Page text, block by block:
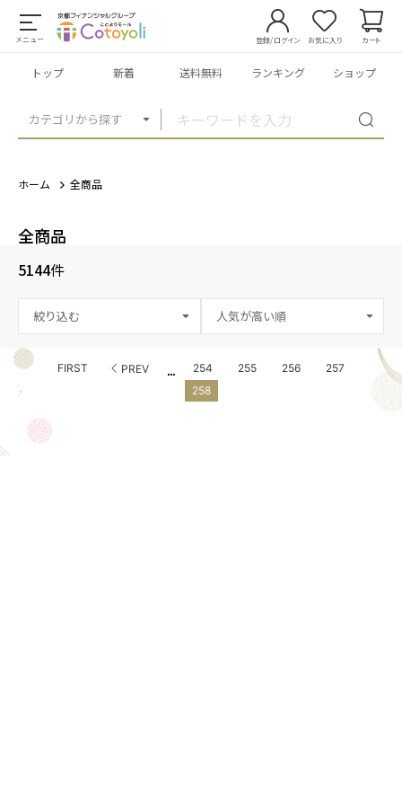
メニュー
カテゴリから探す
登録/ログイン お気に入り カート
トップ 新着 送料無料 ランキング ショップ
ホーム 全商品
全商品
5144件
絞り込む
FIRST PREV ... 254 255 256
257
258